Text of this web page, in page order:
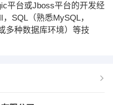
平台或Jboss平台的开发经
SQL（熟悉MySQL，
多种数据库环境）等技